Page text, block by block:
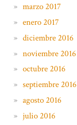
marzo 2017
enero 2017
diciembre 2016
noviembre 2016
octubre 2016
septiembre 2016
agosto 2016
julio 2016